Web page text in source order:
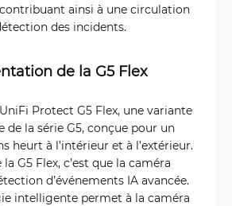
ainsi à une circulation
des incidents.
de la G5 Flex
Protect G5 Flex, une variante
de la série G5, conçue pour un
heurt à l’intérieur et à l’extérieur.
G5 Flex, c’est que la caméra
d’événements IA avancée.
intelligente permet à la caméra